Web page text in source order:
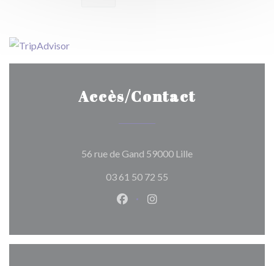
Accès/Contact
56 rue de Gand 59000 Lille((ouvre une
03 61 50 72 55
Facebook ((ouvre une
Instagram ((ouvre une